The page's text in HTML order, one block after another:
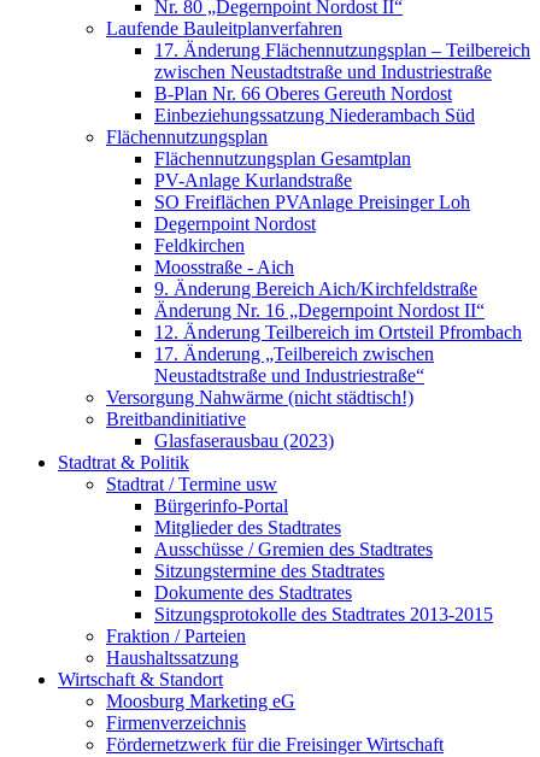
Nr. 80 „Degernpoint Nordost II“
Laufende Bauleitplanverfahren
17. Änderung Flächennutzungsplan – Teilbereich
zwischen Neustadtstraße und Industriestraße
B-Plan Nr. 66 Oberes Gereuth Nordost
Einbeziehungssatzung Niederambach Süd
Flächennutzungsplan
Flächennutzungsplan Gesamtplan
PV-Anlage Kurlandstraße
SO Freiflächen PV­Anlage Preisinger Loh
Degernpoint Nordost
Feldkirchen
Moosstraße - Aich
9. Änderung Bereich Aich/Kirchfeldstraße
Änderung Nr. 16 „Degernpoint Nordost II“
12. Änderung Teilbereich im Ortsteil Pfrombach
17. Änderung „Teilbereich zwischen
Neustadtstraße und Industriestraße“
Versorgung Nahwärme (nicht städtisch!)
Breitbandinitiative
Glasfaserausbau (2023)
Stadtrat & Politik
Stadtrat / Termine usw
Bürgerinfo-Portal
Mitglieder des Stadtrates
Ausschüsse / Gremien des Stadtrates
Sitzungstermine des Stadtrates
Dokumente des Stadtrates
Sitzungsprotokolle des Stadtrates 2013-2015
Fraktion / Parteien
Haushaltssatzung
Wirtschaft & Standort
Moosburg Marketing eG
Firmenverzeichnis
Fördernetzwerk für die Freisinger Wirtschaft